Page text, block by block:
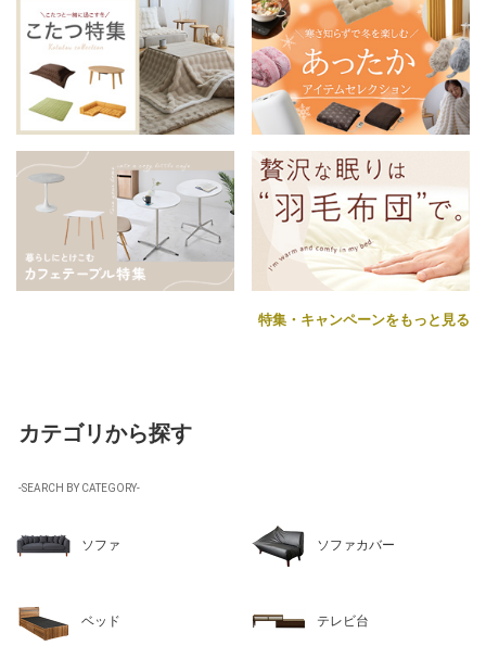
特集・キャンペーンをもっと見る
カテゴリから探す
-SEARCH BY CATEGORY-
ソファ ソファカバー
ベッド テレビ台